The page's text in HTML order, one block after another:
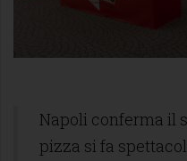
Napoli conferma il
pizza si fa